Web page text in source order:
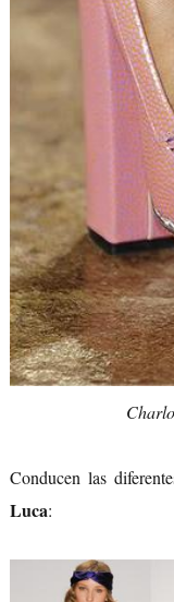
Conducen las
Luca: